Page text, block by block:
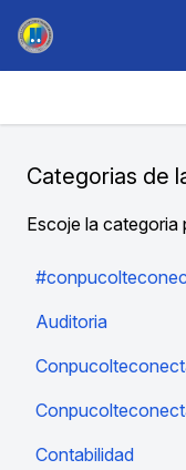
Categorias de
Escoje la categoria
Auditoria
Contabilidad